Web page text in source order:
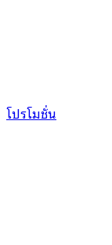
โปรโมชั่น